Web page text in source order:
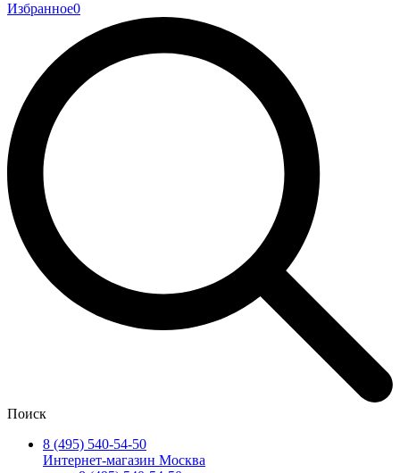
Избранное0
Поиск
8 (495) 540-54-50
Интернет-магазин Москва